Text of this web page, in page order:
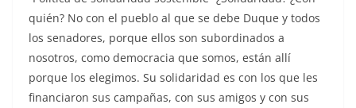
quién? No con el pueblo al que se debe Duque y todos
los senadores, porque ellos son subordinados a
nosotros, como democracia que somos, están allí
porque los elegimos. Su solidaridad es con los que les
financiaron sus campañas, con sus amigos y con sus